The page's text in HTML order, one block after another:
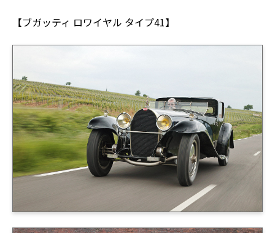
【ブガッティ ロワイヤル タイプ41】